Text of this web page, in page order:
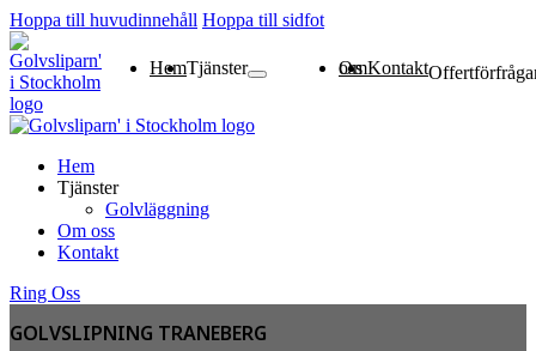
Hoppa till huvudinnehåll Hoppa till sidfot
HemTjänsterGolvläggning Om oss Kontakt
Hem
Tjänster
Golvläggning
Om oss
Kontakt
Ring Oss
GOLVSLIPNING TRANEBERG